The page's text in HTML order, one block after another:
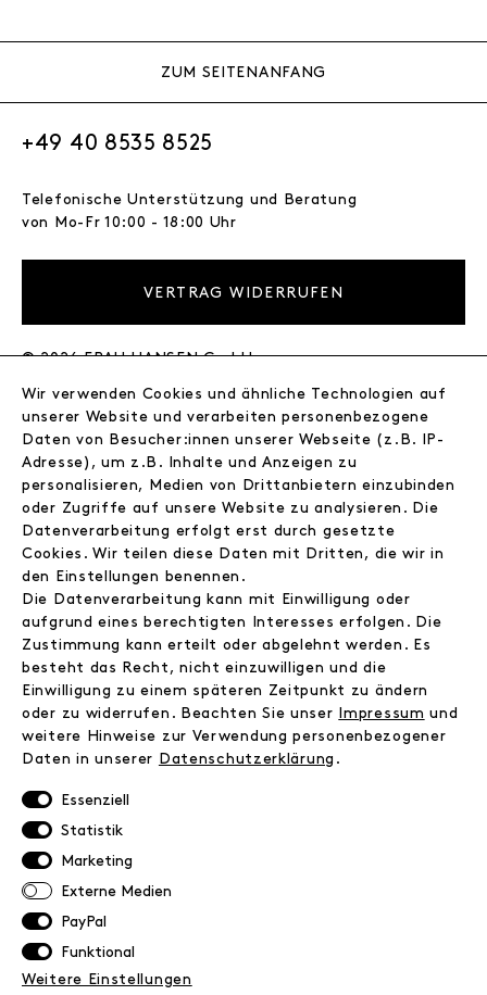
ZUM SEITENANFANG
+49 40 8535 8525
Telefonische Unterstützung und Beratung
von Mo-Fr 10:00 - 18:00 Uhr
VERTRAG WIDERRUFEN
© 2026 FRAU HANSEN GmbH
Store
Journal
Wir
Jobs
Instagram
Facebook
Kontakt
FAQ
Zahlungsinformationen
Versand
Retoure
Datenschutz
AGB
Impressum
NEWSLETTER
Wir verwenden Cookies und ähnliche Technologien auf
unserer Website und verarbeiten personenbezogene
Daten von Besucher:innen unserer Webseite (z.B. IP-
Adresse), um z.B. Inhalte und Anzeigen zu
personalisieren, Medien von Drittanbietern einzubinden
oder Zugriffe auf unsere Website zu analysieren. Die
Datenverarbeitung erfolgt erst durch gesetzte
Cookies. Wir teilen diese Daten mit Dritten, die wir in
den Einstellungen benennen.
Die Datenverarbeitung kann mit Einwilligung oder
aufgrund eines berechtigten Interesses erfolgen. Die
Zustimmung kann erteilt oder abgelehnt werden. Es
besteht das Recht, nicht einzuwilligen und die
Einwilligung zu einem späteren Zeitpunkt zu ändern
oder zu widerrufen. Beachten Sie unser
Impressum und
weitere Hinweise zur Verwendung personenbezogener
Daten in unserer
Daten­schutz­erklärung .
Essenziell
Statistik
Marketing
Externe Medien
PayPal
Funktional
Weitere Einstellungen